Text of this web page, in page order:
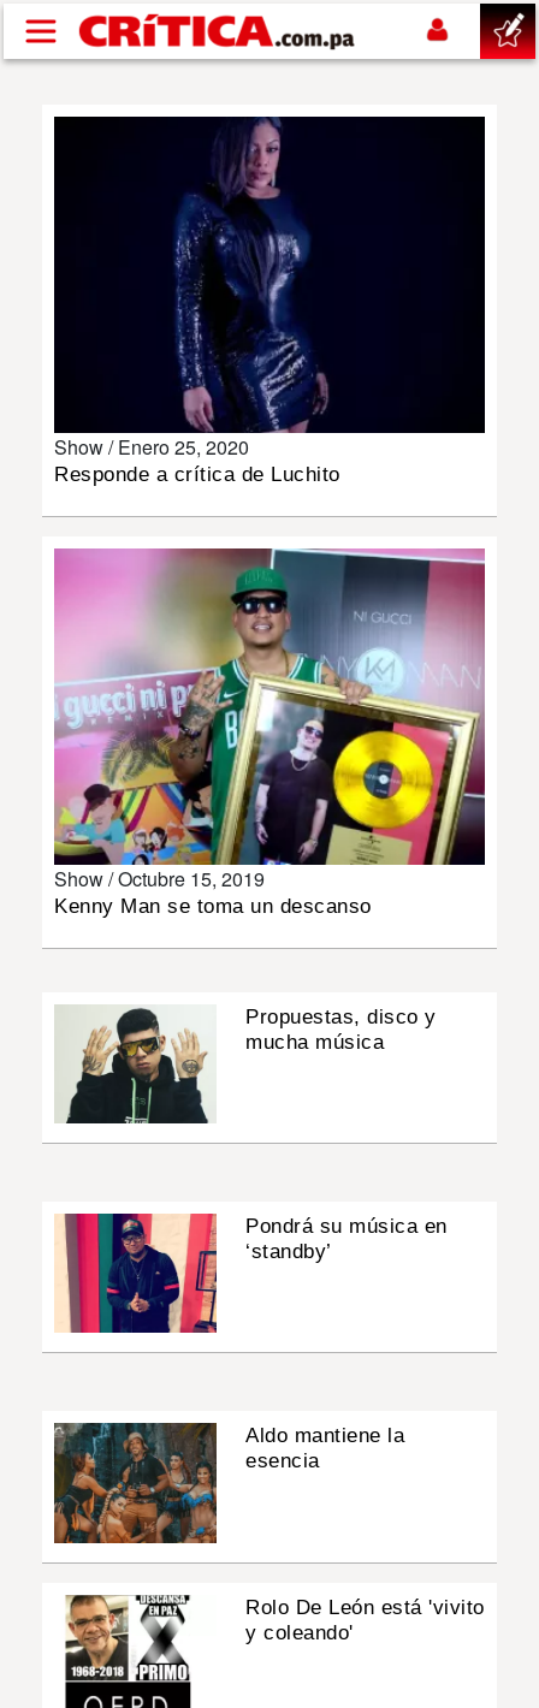
Pasar al contenido principal
DEPORTES
MUNDO
IMPRESO
Show /Enero 25, 2020
Responde a crítica de Luchito
Show /Octubre 15, 2019
Kenny Man se toma un descanso
Propuestas, disco y
mucha música
Pondrá su música en
‘standby’
Aldo mantiene la
esencia
Rolo De León está 'vivito
y coleando'